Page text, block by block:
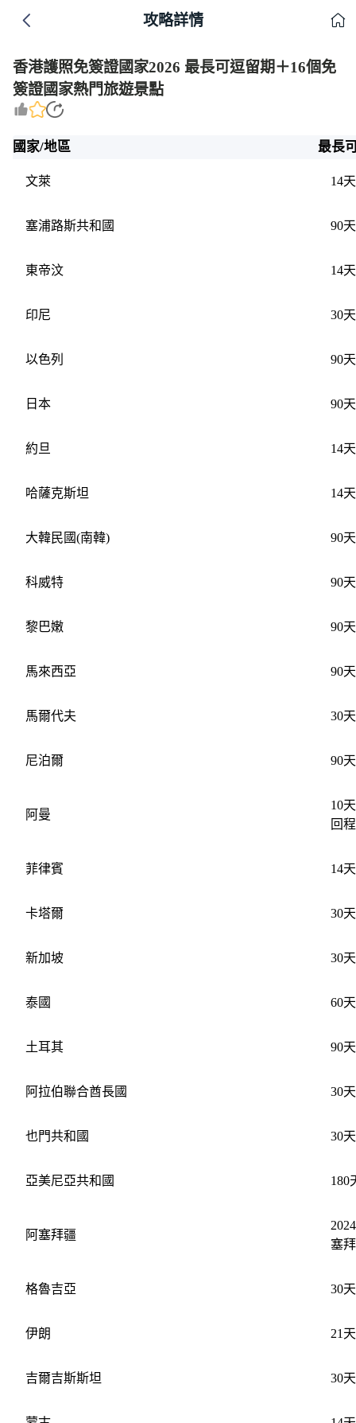
攻略詳情
香港護照免簽證國家2026 最長可逗留期＋16個免
簽證國家熱門旅遊景點
國家/地區 最長
文萊 14天
塞浦路斯共和國 90天
東帝汶 14天
印尼 30天
以色列 90
日本 90天
約旦 14天
哈薩克斯坦 14天
大韓民國(南韓) 90天
科威特 90天
黎巴嫩 90天
馬來西亞 90
馬爾代夫 30天
尼泊爾 90天
阿曼
10
回
菲律賓 14天
卡塔爾 30天
新加坡 30天
泰國 60天
土耳其 90天
阿拉伯聯合酋長國 30天
也門共和國 30天
亞美尼亞共和國 180
阿塞拜疆
塞
格魯吉亞 30天
伊朗 21天
吉爾吉斯斯坦 30天